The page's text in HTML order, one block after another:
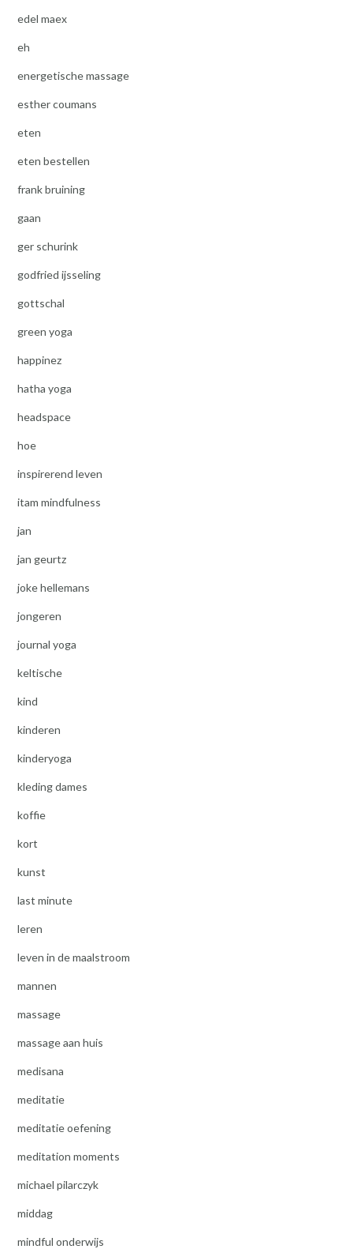
edel maex
eh
energetische massage
esther coumans
eten
eten bestellen
frank bruining
gaan
ger schurink
godfried ijsseling
gottschal
green yoga
happinez
hatha yoga
headspace
hoe
inspirerend leven
itam mindfulness
jan
jan geurtz
joke hellemans
jongeren
journal yoga
keltische
kind
kinderen
kinderyoga
kleding dames
koffie
kort
kunst
last minute
leren
leven in de maalstroom
mannen
massage
massage aan huis
medisana
meditatie
meditatie oefening
meditation moments
michael pilarczyk
middag
mindful onderwijs